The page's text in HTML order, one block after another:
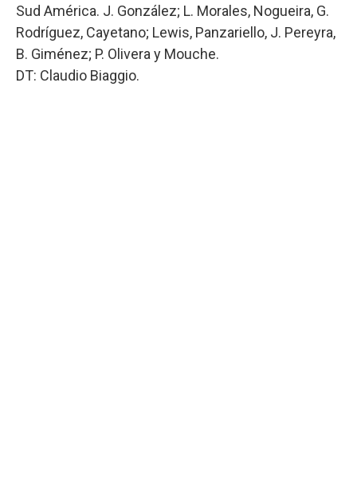
Sud América. J. González; L. Morales, Nogueira, G.
Rodríguez, Cayetano; Lewis, Panzariello, J. Pereyra,
B. Giménez; P. Olivera y Mouche.
DT: Claudio Biaggio.